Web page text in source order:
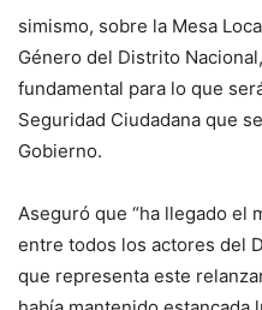
simismo, sobre la Mesa
Género del Distrito
fundamental para lo que
Seguridad Ciudadana que
Gobierno.
Aseguró que “ha llegado el
entre todos los actores del
que representa este